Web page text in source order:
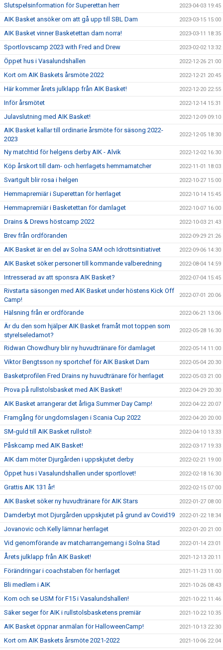
Slutspelsinformation för Superettan herr 2023-04-03 19:45
AIK Basket ansöker om att gå upp till SBL Dam 2023-03-15 15:00
AIK Basket vinner Basketettan dam norra! 2023-03-11 18:35
Sportlovscamp 2023 with Fred and Drew 2023-02-02 13:32
Öppet hus i Vasalundshallen 2022-12-26 21:00
Kort om AIK Baskets årsmöte 2022 2022-12-21 20:45
Här kommer årets julklapp från AIK Basket! 2022-12-20 22:55
Inför årsmötet 2022-12-14 15:31
Julavslutning med AIK Basket! 2022-12-09 09:10
AIK Basket kallar till ordinarie årsmöte för säsong 2022-
2023
2022-12-05 18:30
Ny matchtid för helgens derby AIK - Alvik 2022-12-02 16:30
Köp årskort till dam- och herrlagets hemmamatcher 2022-11-01 18:03
Svartgult blir rosa i helgen 2022-10-27 15:00
Hemmapremiär i Superettan för herrlaget 2022-10-14 15:45
Hemmapremiär i Basketettan för damlaget 2022-10-07 16:00
Drains & Drews höstcamp 2022 2022-10-03 21:43
Brev från ordföranden 2022-09-29 21:26
AIK Basket är en del av Solna SAM och Idrottsinitiativet 2022-09-06 14:30
AIK Basket söker personer till kommande valberedning 2022-08-04 14:59
Intresserad av att sponsra AIK Basket? 2022-07-04 15:45
Rivstarta säsongen med AIK Basket under höstens Kick Off
Camp!
2022-07-01 20:06
Hälsning från er ordförande 2022-06-21 13:06
Är du den som hjälper AIK Basket framåt mot toppen som
styrelseledamot?
2022-05-28 16:30
Ridwan Chowdhury blir ny huvudtränare för damlaget 2022-05-14 11:00
Viktor Bengtsson ny sportchef för AIK Basket Dam 2022-05-04 20:30
Basketprofilen Fred Drains ny huvudtränare för herrlaget 2022-05-03 21:00
Prova på rullstolsbasket med AIK Basket! 2022-04-29 20:30
AIK Basket arrangerar det årliga Summer Day Camp! 2022-04-22 20:07
Framgång för ungdomslagen i Scania Cup 2022 2022-04-20 20:00
SM-guld till AIK Basket rullstol! 2022-04-10 13:33
Påskcamp med AIK Basket! 2022-03-17 19:33
AIK dam möter Djurgården i uppskjutet derby 2022-02-21 19:00
Öppet hus i Vasalundshallen under sportlovet! 2022-02-18 16:30
Grattis AIK 131 år! 2022-02-15 07:00
AIK Basket söker ny huvudtränare för AIK Stars 2022-01-27 08:00
Damderbyt mot Djurgården uppskjutet på grund av Covid19 2022-01-22 18:34
Jovanovic och Kelly lämnar herrlaget 2022-01-20 21:00
Vid genomförande av matcharrangemang i Solna Stad 2022-01-14 23:01
Årets julklapp från AIK Basket! 2021-12-13 20:11
Förändringar i coachstaben för herrlaget 2021-11-23 11:00
Bli medlem i AIK 2021-10-26 08:43
Kom och se USM för F15 i Vasalundshallen! 2021-10-22 11:46
Säker seger för AIK i rullstolsbasketens premiär 2021-10-22 10:35
AIK Basket öppnar anmälan för HalloweenCamp! 2021-10-13 22:30
Kort om AIK Baskets årsmöte 2021-2022 2021-10-06 22:04